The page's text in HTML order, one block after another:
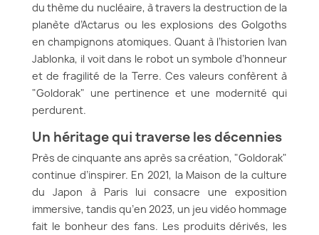
du thème du nucléaire, à travers la destruction de la
planète d’Actarus ou les explosions des Golgoths
en champignons atomiques. Quant à l’historien Ivan
Jablonka, il voit dans le robot un symbole d’honneur
et de fragilité de la Terre. Ces valeurs confèrent à
"Goldorak" une pertinence et une modernité qui
perdurent.
Un héritage qui traverse les décennies
Près de cinquante ans après sa création, "Goldorak"
continue d’inspirer. En 2021, la Maison de la culture
du Japon à Paris lui consacre une exposition
immersive, tandis qu’en 2023, un jeu vidéo hommage
fait le bonheur des fans. Les produits dérivés, les